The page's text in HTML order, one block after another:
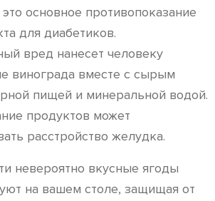
основное противопоказание
для диабетиков.
вред нанесет человеку
винограда вместе с сырым
пищей и минеральной водой.
продуктов может
расстройство желудка.
невероятно вкусные ягоды
на вашем столе, защищая от